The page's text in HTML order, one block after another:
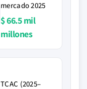
mercado 2025
$ 66.5 mil
millones
TCAC (2025–